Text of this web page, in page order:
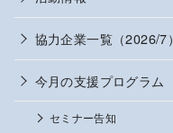
協力企業一覧（2026/7）
今月の支援プログラム
セミナー告知